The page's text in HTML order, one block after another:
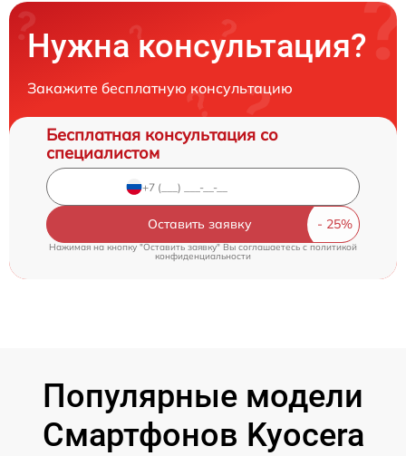
Нужна консультация?
Закажите бесплатную консультацию
Бесплатная консультация со
специалистом
Оставить заявку
Нажимая на кнопку "Оставить заявку" Вы соглашаетесь c политикой
конфиденциальности
Популярные модели
Смартфонов Kyocera